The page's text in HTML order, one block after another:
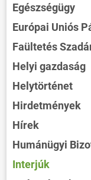
Egészségügy
Európai Uniós
Faültetés
Helyi gazdaság
Helytörténet
Hirdetmények
Hírek
Humánügyi
Interjúk